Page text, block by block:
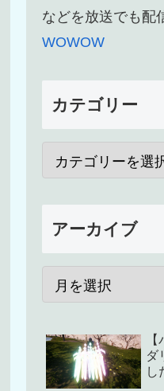
などを放送でも配
WOWOW
カテゴリー
アーカイブ
ダ
し